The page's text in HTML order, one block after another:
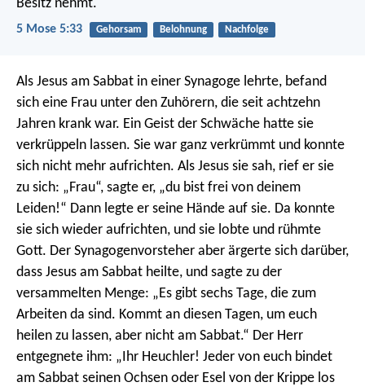
Besitz nehmt.
5 Mose 5:33 Gehorsam Belohnung Nachfolge
Als Jesus am Sabbat in einer Synagoge lehrte, befand
sich eine Frau unter den Zuhörern, die seit achtzehn
Jahren krank war. Ein Geist der Schwäche hatte sie
verkrüppeln lassen. Sie war ganz verkrümmt und konnte
sich nicht mehr aufrichten. Als Jesus sie sah, rief er sie
zu sich: „Frau“, sagte er, „du bist frei von deinem
Leiden!“ Dann legte er seine Hände auf sie. Da konnte
sie sich wieder aufrichten, und sie lobte und rühmte
Gott. Der Synagogenvorsteher aber ärgerte sich darüber,
dass Jesus am Sabbat heilte, und sagte zu der
versammelten Menge: „Es gibt sechs Tage, die zum
Arbeiten da sind. Kommt an diesen Tagen, um euch
heilen zu lassen, aber nicht am Sabbat.“ Der Herr
entgegnete ihm: „Ihr Heuchler! Jeder von euch bindet
am Sabbat seinen Ochsen oder Esel von der Krippe los